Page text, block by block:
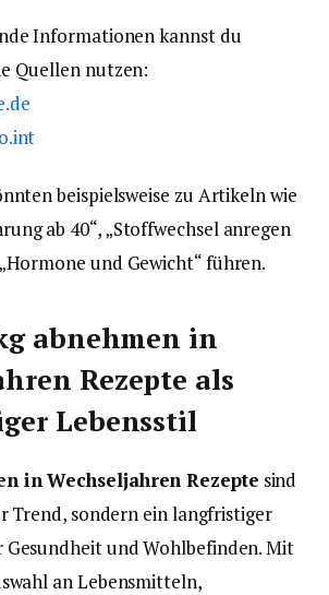
Informationen kannst du
Quellen nutzen:
beispielsweise zu Artikeln wie
ab 40“, „Stoffwechsel anregen
und Gewicht“ führen.
abnehmen in
Rezepte als
Lebensstil
in Wechseljahren Rezepte sind
Trend, sondern ein langfristiger
und Wohlbefinden. Mit
an Lebensmitteln,